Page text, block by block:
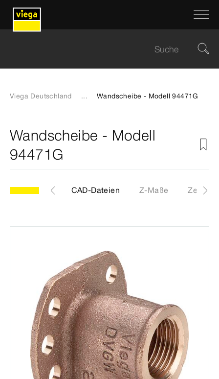
Viega Deutschland ... Wandscheibe - Modell 94471G
Wandscheibe - Modell
94471G
Etiketten CAD-Dateien Z-Maße